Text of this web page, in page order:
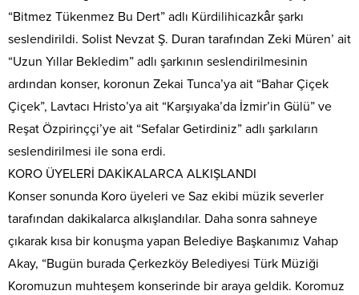
“Bitmez Tükenmez Bu Dert” adlı Kürdilihicazkâr şarkı
seslendirildi. Solist Nevzat Ş. Duran tarafından Zeki Müren’ ait
“Uzun Yıllar Bekledim” adlı şarkının seslendirilmesinin
ardından konser, koronun Zekai Tunca’ya ait “Bahar Çiçek
Çiçek”, Lavtacı Hristo’ya ait “Karşıyaka’da İzmir’in Gülü” ve
Reşat Özpirinççi’ye ait “Sefalar Getirdiniz” adlı şarkıların
seslendirilmesi ile sona erdi.
KORO ÜYELERİ DAKİKALARCA ALKIŞLANDI
Konser sonunda Koro üyeleri ve Saz ekibi müzik severler
tarafından dakikalarca alkışlandılar. Daha sonra sahneye
çıkarak kısa bir konuşma yapan Belediye Başkanımız Vahap
Akay, “Bugün burada Çerkezköy Belediyesi Türk Müziği
Koromuzun muhteşem konserinde bir araya geldik. Koromuz